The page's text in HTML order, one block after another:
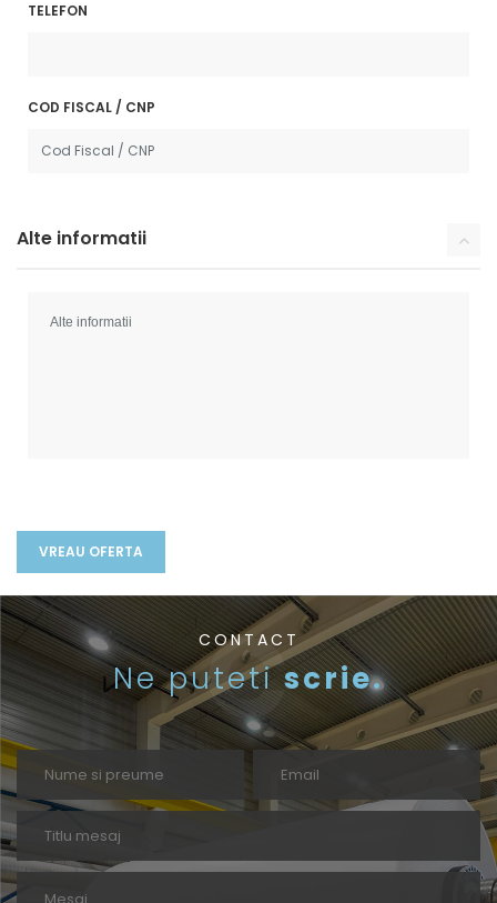
TELEFON
COD FISCAL / CNP
Alte informatii
CONTACT
Ne putetiscrie.